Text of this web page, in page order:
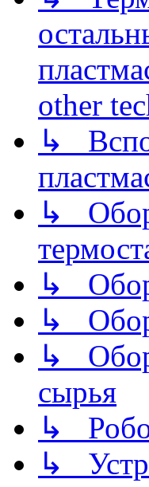
other
↳
↳
↳
↳
↳
сырья
↳
↳